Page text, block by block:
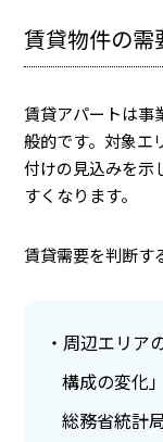
賃貸物件の需
賃貸アパートは事
般的です。対象エ
付けの見込みを示
すくなります。
賃貸需要を判断す
周辺エリア
構成の変化
総務省統計